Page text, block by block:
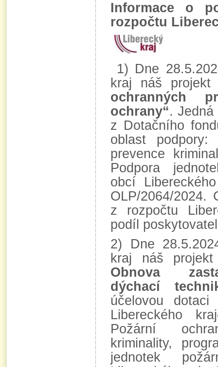
Informace o
rozpočtu
1) Dne
kraj náš
ochranných
ochrany“.
z Dotačního
oblast
prevence
Podpora
obcí
OLP/2064/2024.
z rozpočtu
podíl
2) Dne
kraj náš
Obnova
dýchací
účelovou
Libereckého
Požární
kriminality,
jednotek